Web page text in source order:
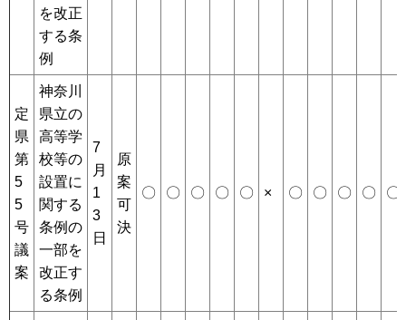
を改正
する条
例
定
県
第
5
5
号
議
案
神奈川
県立の
高等学
校等の
設置に
関する
条例の
一部を
改正す
る条例
7
月
1
3
日
原
案
可
決
〇 〇 〇 〇 〇 × 〇 〇 〇 〇 〇